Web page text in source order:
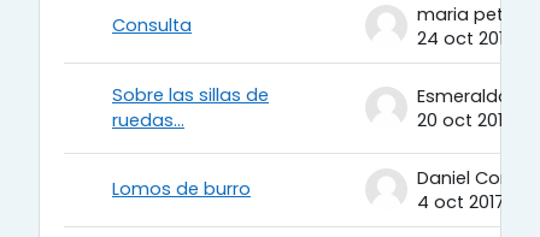
Consulta
maria petit
24 oct 2017
Sobre las sillas de
ruedas...
20 oct 2017
Lomos de burro
Daniel
4 oct 2017